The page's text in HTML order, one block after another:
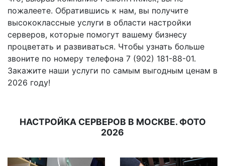
пожалеете. Обратившись к нам, вы получите
высококлассные услуги в области настройки
серверов, которые помогут вашему бизнесу
процветать и развиваться. Чтобы узнать больше
звоните по номеру телефона 7 (902) 181-88-01.
Закажите наши услуги по самым выгодным ценам в
2026 году!
НАСТРОЙКА СЕРВЕРОВ В МОСКВЕ. ФОТО
2026